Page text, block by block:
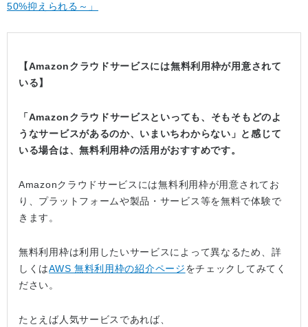
50%抑えられる～」
【Amazonクラウドサービスには無料利用枠が用意されて
いる】
「Amazonクラウドサービスといっても、そもそもどのよ
うなサービスがあるのか、いまいちわからない」と感じて
いる場合は、無料利用枠の活用がおすすめです。
Amazonクラウドサービスには無料利用枠が用意されてお
り、プラットフォームや製品・サービス等を無料で体験で
きます。
無料利用枠は利用したいサービスによって異なるため、詳
しくはAWS 無料利用枠の紹介ページをチェックしてみてく
ださい。
たとえば人気サービスであれば、